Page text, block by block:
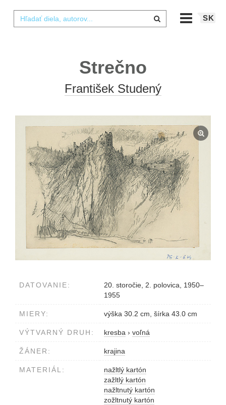
SK
Strečno
František Studený
DATOVANIE:
20. storočie, 2. polovica, 1950–
1955
MIERY: výška 30.2 cm, šírka 43.0 cm
VÝTVARNÝ DRUH: kresba › voľná
ŽÁNER: krajina
MATERIÁL:
nažltlý kartón
zažltlý kartón
nažltnutý kartón
zožltnutý kartón